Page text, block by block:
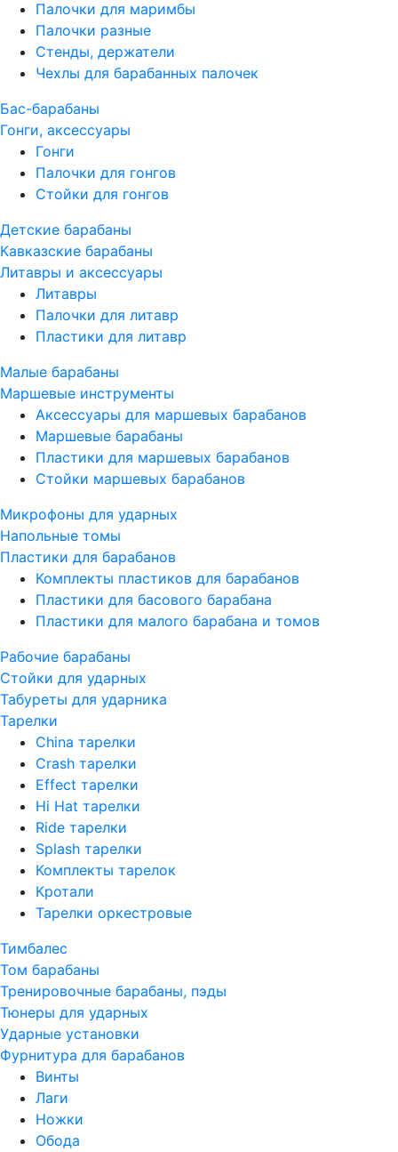
Палочки для маримбы
Палочки разные
Стенды, держатели
Чехлы для барабанных палочек
Бас-барабаны
Гонги, аксессуары
Гонги
Палочки для гонгов
Стойки для гонгов
Детские барабаны
Кавказские барабаны
Литавры и аксессуары
Литавры
Палочки для литавр
Пластики для литавр
Малые барабаны
Маршевые инструменты
Аксессуары для маршевых барабанов
Маршевые барабаны
Пластики для маршевых барабанов
Стойки маршевых барабанов
Микрофоны для ударных
Напольные томы
Пластики для барабанов
Комплекты пластиков для барабанов
Пластики для басового барабана
Пластики для малого барабана и томов
Рабочие барабаны
Стойки для ударных
Табуреты для ударника
Тарелки
China тарелки
Crash тарелки
Effect тарелки
Hi Hat тарелки
Ride тарелки
Splash тарелки
Комплекты тарелок
Кротали
Тарелки оркестровые
Тимбалес
Том барабаны
Тренировочные барабаны, пэды
Тюнеры для ударных
Ударные установки
Фурнитура для барабанов
Винты
Лаги
Ножки
Обода